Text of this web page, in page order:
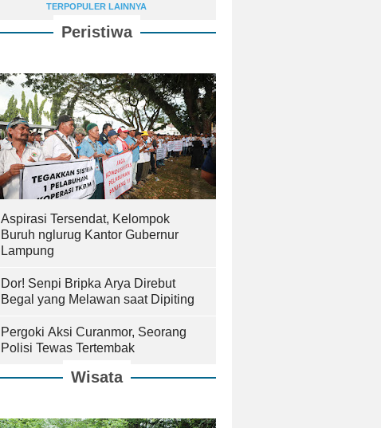
TERPOPULER LAINNYA
Peristiwa
Aspirasi Tersendat, Kelompok
Buruh nglurug Kantor Gubernur
Lampung
Dor! Senpi Bripka Arya Direbut
Begal yang Melawan saat Dipiting
Pergoki Aksi Curanmor, Seorang
Polisi Tewas Tertembak
Wisata